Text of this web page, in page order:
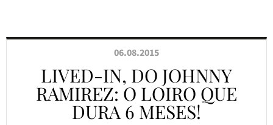
06.08.2015
LIVED-IN, DO JOHNNY
RAMIREZ: O LOIRO QUE
DURA 6 MESES!